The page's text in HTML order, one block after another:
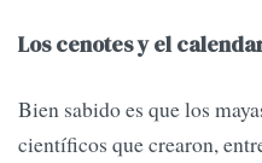
Los cenotes y el
Bien sabido es que los
científicos que crearon,